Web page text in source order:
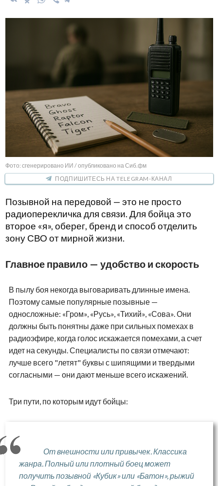
Фото: сгенерировано ИИ / опубликовано на Сиб.фм
ПОДПИШИТЕСЬ НА TELEGRAM-КАНАЛ
Позывной на передовой — это не просто
радиоперекличка для связи. Для бойца это
второе «я», оберег, бренд и способ отделить
зону СВО от мирной жизни.
Главное правило — удобство и скорость
В пылу боя некогда выговаривать длинные имена.
Поэтому самые популярные позывные —
односложные: «Гром», «Русь», «Тихий», «Сова». Они
должны быть понятны даже при сильных помехах в
радиоэфире, когда голос искажается помехами, а счет
идет на секунды. Специалисты по связи отмечают:
лучше всего "летят" буквы с шипящими и твердыми
согласными — они дают меньше всего искажений.
Три пути, по которым идут бойцы:
От внешности или привычек. Классика
жанра. Полный или плотный боец может
получить позывной «Кубик» или «Батон», рыжий